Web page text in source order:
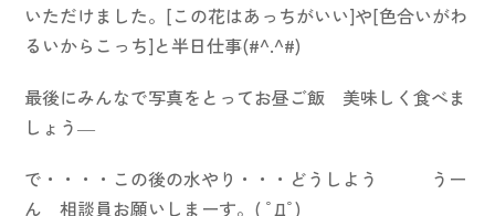
いただけました。[この花はあっちがいい]や[色合いがわ
るいからこっち]と半日仕事(#^.^#)
最後にみんなで写真をとってお昼ご飯 美味しく食べま
しょう―
で・・・・この後の水やり・・・どうしよう うー
ん 相談員お願いしまーす。( ﾟДﾟ)